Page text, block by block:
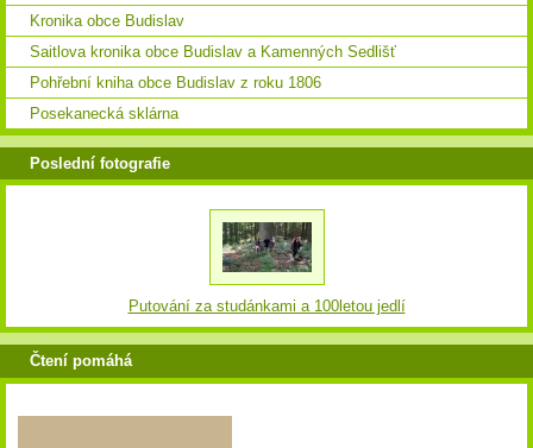
Kronika obce Budislav
Saitlova kronika obce Budislav a Kamenných Sedlišť
Pohřební kniha obce Budislav z roku 1806
Posekanecká sklárna
Poslední fotografie
Putování za studánkami a 100letou jedlí
Čtení pomáhá